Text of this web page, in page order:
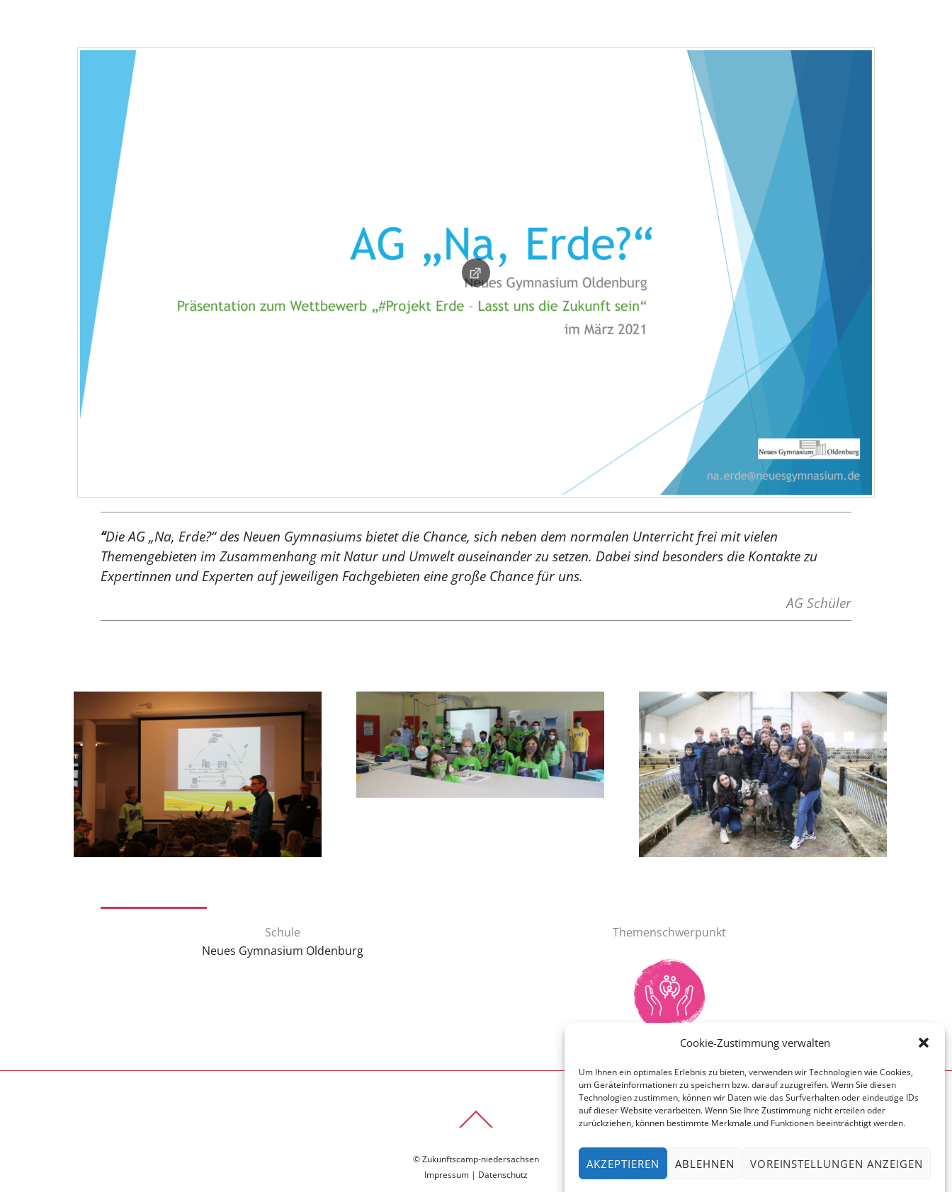
Cookie-Zustimmung verwalten
Um Ihnen ein optimales Erlebnis zu bieten, verwenden wir Technologien wie Cookies,
um Geräteinformationen zu speichern bzw. darauf zuzugreifen. Wenn Sie diesen
Technologien zustimmen, können wir Daten wie das Surfverhalten oder eindeutige IDs
auf dieser Website verarbeiten. Wenn Sie Ihre Zustimmung nicht erteilen oder
zurückziehen, können bestimmte Merkmale und Funktionen beeinträchtigt werden.
AKZEPTIEREN ABLEHNEN VOREINSTELLUNGEN ANZEIGEN
“Die AG „Na, Erde?“ des Neuen Gymnasiums bietet die Chance, sich neben dem normalen Unterricht frei mit vielen
Themengebieten im Zusammenhang mit Natur und Umwelt auseinander zu setzen. Dabei sind besonders die Kontakte zu
Expertinnen und Experten auf jeweiligen Fachgebieten eine große Chance für uns.
AG Schüler
Schule
Neues Gymnasium Oldenburg
Themenschwerpunkt
To
© Zukunftscamp-niedersachsen
Impressum | Datenschutz